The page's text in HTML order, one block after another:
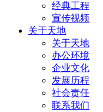
经典工程
宣传视频
关于天地
关于天地
办公环境
企业文化
发展历程
社会责任
联系我们